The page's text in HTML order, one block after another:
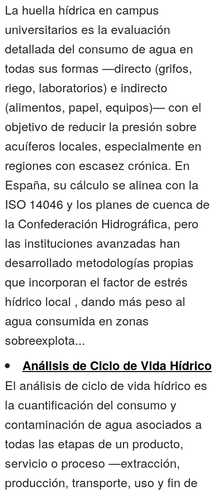
La huella hídrica en campus
universitarios es la evaluación
detallada del consumo de agua en
todas sus formas —directo (grifos,
riego, laboratorios) e indirecto
(alimentos, papel, equipos)— con el
objetivo de reducir la presión sobre
acuíferos locales, especialmente en
regiones con escasez crónica. En
España, su cálculo se alinea con la
ISO 14046 y los planes de cuenca de
la Confederación Hidrográfica, pero
las instituciones avanzadas han
desarrollado metodologías propias
que incorporan el factor de estrés
hídrico local , dando más peso al
agua consumida en zonas
sobreexplota...
Análisis de Ciclo de Vida Hídrico
El análisis de ciclo de vida hídrico es
la cuantificación del consumo y
contaminación de agua asociados a
todas las etapas de un producto,
servicio o proceso —extracción,
producción, transporte, uso y fin de